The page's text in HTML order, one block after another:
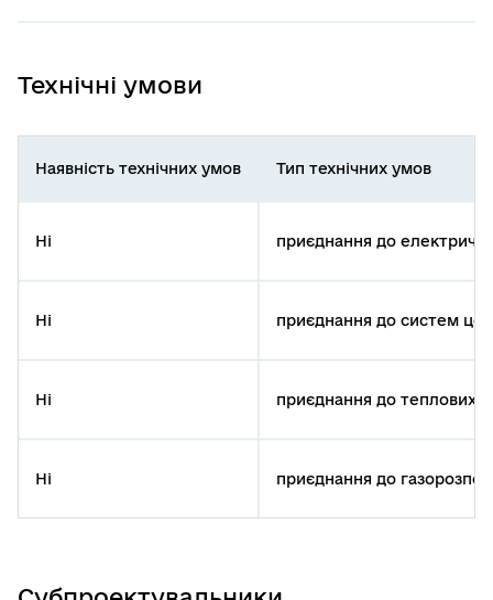
Технічні умови
Наявність технічних умов Тип технічних умов
Ні приєднання до
Ні приєднання до систем
Ні приєднання до теплових
Ні приєднання до